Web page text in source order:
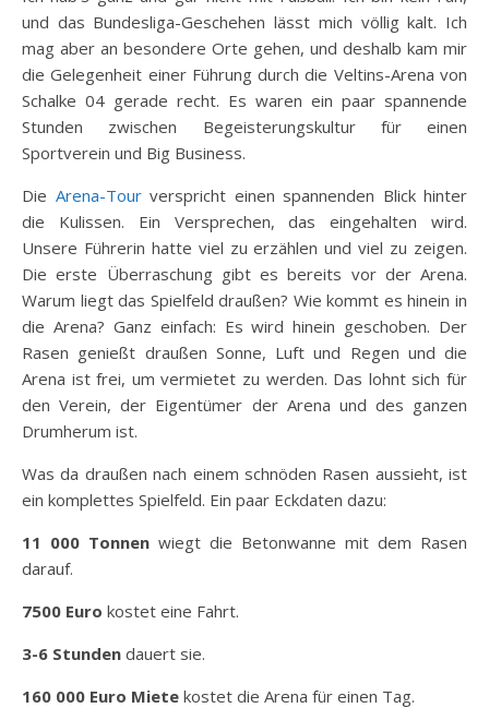
und das Bundesliga-Geschehen lässt mich völlig kalt. Ich
mag aber an besondere Orte gehen, und deshalb kam mir
die Gelegenheit einer Führung durch die Veltins-Arena von
Schalke 04 gerade recht. Es waren ein paar spannende
Stunden zwischen Begeisterungskultur für einen
Sportverein und Big Business.
Die Arena-Tourverspricht einen spannenden Blick hinter
die Kulissen. Ein Versprechen, das eingehalten wird.
Unsere Führerin hatte viel zu erzählen und viel zu zeigen.
Die erste Überraschung gibt es bereits vor der Arena.
Warum liegt das Spielfeld draußen? Wie kommt es hinein in
die Arena? Ganz einfach: Es wird hinein geschoben. Der
Rasen genießt draußen Sonne, Luft und Regen und die
Arena ist frei, um vermietet zu werden. Das lohnt sich für
den Verein, der Eigentümer der Arena und des ganzen
Drumherum ist.
Was da draußen nach einem schnöden Rasen aussieht, ist
ein komplettes Spielfeld. Ein paar Eckdaten dazu:
11 000 Tonnen wiegt die Betonwanne mit dem Rasen
darauf.
7500 Euro kostet eine Fahrt.
3-6 Stunden dauert sie.
160 000 Euro Miete kostet die Arena für einen Tag.